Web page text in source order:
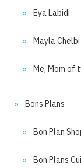
Eya Labidi
Mayla Chelbi
Me, Mom of
Bons Plans
Bon Plan
Bon Plans